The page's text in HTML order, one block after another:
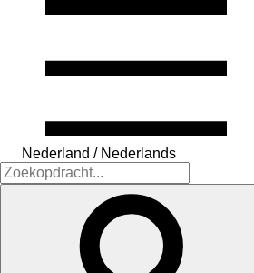
Nederland / Nederlands